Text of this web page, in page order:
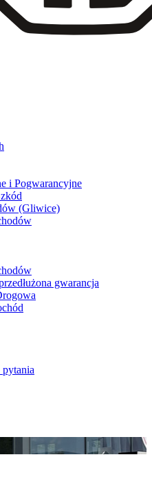
i Pogwarancyjne
(Gliwice)
gwarancja
pytania